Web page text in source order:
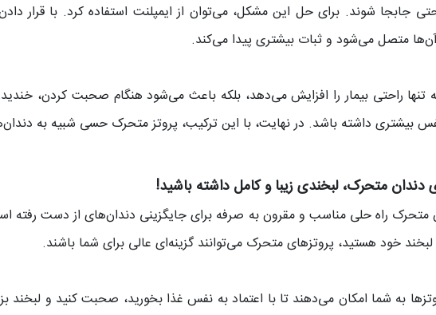
جابجا شوند. برای حل این مشکل، می‌توان از ایمپلنت استفاده کرد. با قرار
متصل می‌شود و ثبات بیشتری پیدا می‌کند.
تنها راحتی بیمار را افزایش می‌دهد، بلکه باعث می‌شود هنگام صحبت کردن،
بیشتری داشته باشد. در نهایت، با این ترکیب، پروتز متحرک حسی شبیه به
دندان متحرک، لبخندی زیبا و کامل داشته باشید!
متحرک راه حلی مناسب و مقرون به صرفه برای جایگزینی دندان‌های از دست رفته
لبخند خود هستید، پروتزهای متحرک می‌توانند گزینه‌ای عالی برای شما باشند.
به شما امکان می‌دهند تا با اعتماد به نفس غذا بخورید، صحبت کنید و لبخند